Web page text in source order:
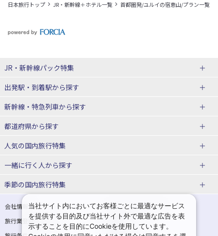
日本旅行トップ JR・新幹線＋ホテル一覧 首都圏発/ユルイの宿恵山/プラン一覧
JR・新幹線パック特集
JR・新幹線＋ホテルパック
出張パック
出発駅・到着駅から探す
秋田⇔東京 新幹線パック
仙台→東京 新幹線パック
富山⇔東京 新幹線パック
東京→仙台 新幹線パック
東京→金沢 新幹線パック
東京⇔軽井沢 新幹線パック 東京→長野 新幹線パック
東京→名古屋 新幹線パック 東京→京都 新幹線パック
新幹線・特急列車から探す
北海道新幹線 旅行
山形新幹線 旅行
東海道新幹線 旅行
上越新幹線 旅行
九州新幹線 旅行 西九州新幹線 旅行
特急サンダーバード 旅行
都道府県から探す
北海道旅行・ツアー
東北
青森旅行・ツアー 岩手旅行・ツアー
宮城旅行・ツアー 秋田旅行・ツアー
人気の国内旅行特集
東京ディズニーリゾート®への旅
ユニバーサル・スタジオ・ジャパ
温泉旅行 日帰り旅行
一緒に行く人から探す
一人旅 国内版
カップル・夫婦旅行 国内版 女子旅 国内版
卒業旅行・学生旅行 国内版
季節の国内旅行特集
桜・お花見特集
ゴールデンウィーク（GW）の国内
旅行
夏休み・お盆の国内旅行 7月の国内旅行
会社情報
プライバシーポリシー
旅行業登録票・約款
規約集
当社サイト内においてお客様ごとに最適なサービス
を提供する目的及び当社サイト外で最適な広告を表
示することを目的にCookieを使用しています。